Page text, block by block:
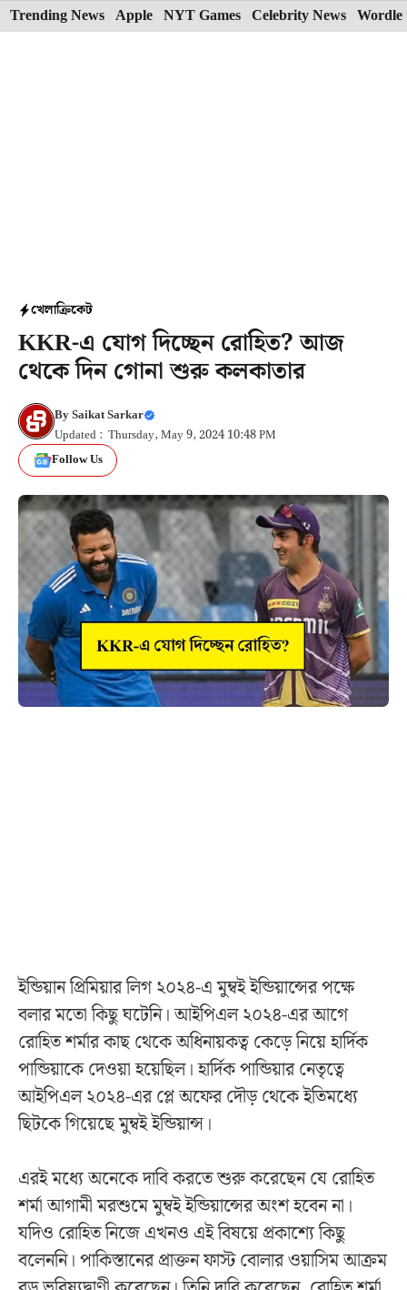
Skip
to
Trending News Apple NYT Games Celebrity News Wordle
খেলাক্রিকেট
KKR-এ যোগ দিচ্ছেন রোহিত? আজ
থেকে দিন গোনা শুরু কলকাতার
BySaikat Sarkar
Updated : Thursday, May 9, 2024 10:48 PM
Follow Us
ইন্ডিয়ান প্রিমিয়ার লিগ ২০২৪-এ মুম্বই ইন্ডিয়ান্সের পক্ষে
বলার মতো কিছু ঘটেনি। আইপিএল ২০২৪-এর আগে
রোহিত শর্মার কাছ থেকে অধিনায়কত্ব কেড়ে নিয়ে হার্দিক
পান্ডিয়াকে দেওয়া হয়েছিল। হার্দিক পান্ডিয়ার নেতৃত্বে
আইপিএল ২০২৪-এর প্লে অফের দৌড় থেকে ইতিমধ্যে
ছিটকে গিয়েছে মুম্বই ইন্ডিয়ান্স।
এরই মধ্যে অনেকে দাবি করতে শুরু করেছেন যে রোহিত
শর্মা আগামী মরশুমে মুম্বই ইন্ডিয়ান্সের অংশ হবেন না।
যদিও রোহিত নিজে এখনও এই বিষয়ে প্রকাশ্যে কিছু
বলেননি। পাকিস্তানের প্রাক্তন ফাস্ট বোলার ওয়াসিম আক্রম